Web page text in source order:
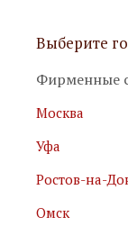
Я принимаю
Выберите
Фирменные
Москва
Уфа
Ростов-на-
Омск